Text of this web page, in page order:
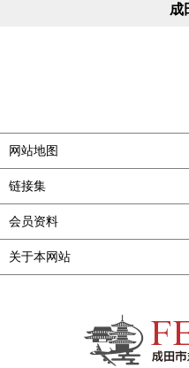
成
网站地图
链接集
会员资料
关于本网站
FEEL成田成